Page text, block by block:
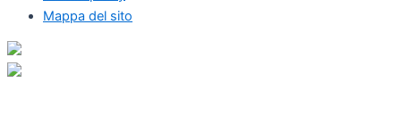
Mappa del sito